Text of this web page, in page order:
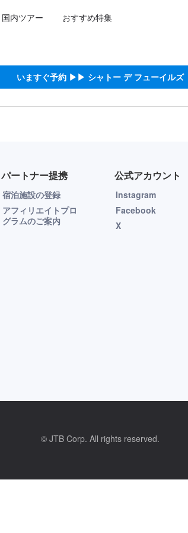
国内ツアー おすすめ特集
いますぐ予約 ▶▶ シャトー デ フューイルズ
パートナー提携
宿泊施設の登録
アフィリエイトプロ
グラムのご案内
公式アカウント
Instagram
Facebook
X
© JTB Corp. All rights reserved.